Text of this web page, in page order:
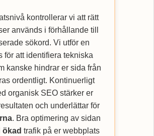
kontrollerar vi att rätt
används i förhållande till
sökord. Vi utför en
för att identifiera tekniska
kanske hindrar er sida från
ordentligt. Kontinuerligt
organisk SEO stärker er
och underlättar för
. Bra optimering av sidan
ökad trafik på er webbplats